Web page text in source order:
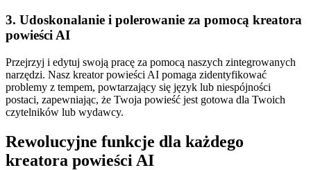
3. Udoskonalanie i polerowanie za pomocą kreatora
powieści AI
Przejrzyj i edytuj swoją pracę za pomocą naszych zintegrowanych
narzędzi. Nasz kreator powieści AI pomaga zidentyfikować
problemy z tempem, powtarzający się język lub niespójności
postaci, zapewniając, że Twoja powieść jest gotowa dla Twoich
czytelników lub wydawcy.
Rewolucyjne funkcje dla każdego
kreatora powieści AI